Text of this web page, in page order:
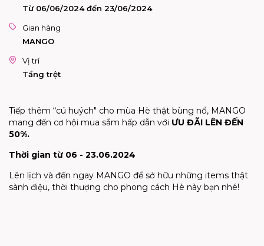
Từ 06/06/2024 đến 23/06/2024
Gian hàng
MANGO
Vị trí
Tầng trệt
Tiếp thêm “cú huých" cho mùa Hè thật bùng nổ, MANGO
mang đến cơ hội mua sắm hấp dẫn với ƯU ĐÃI LÊN ĐẾN
50%.
Thời gian từ 06 - 23.06.2024
Lên lịch và đến ngay MANGO để sở hữu những items thật
sành điệu, thời thượng cho phong cách Hè này bạn nhé!